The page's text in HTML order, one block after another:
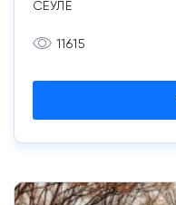
СЕУЛЕ
11615